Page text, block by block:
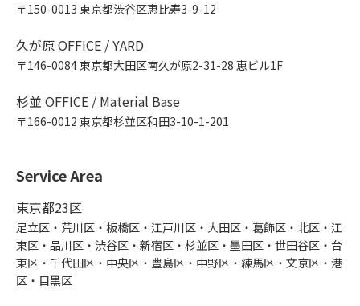
〒150-0013 東京都渋谷区恵比寿3-9-12
久が原 OFFICE / YARD
〒146-0084 東京都大田区南久が原2-31-28 恵ビル1F
杉並 OFFICE / Material Base
〒166-0012 東京都杉並区和田3-10-1-201
Service Area
東京都23区
足立区・荒川区・板橋区・江戸川区・大田区・葛飾区・北区・江
東区・品川区・渋谷区・新宿区・杉並区・墨田区・世田谷区・台
東区・千代田区・中央区・豊島区・中野区・練馬区・文京区・港
区・目黒区